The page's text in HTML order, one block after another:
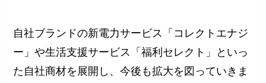
自社ブランドの新電力サービス「コレクトエナジ
ー」や生活支援サービス「福利セレクト」といっ
た自社商材を展開し、今後も拡大を図っていきま